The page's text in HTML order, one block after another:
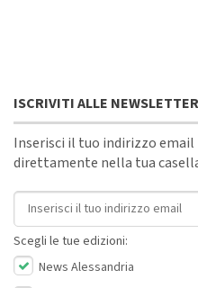
ISCRIVITI ALLE NEWSLETTER
Inserisci il tuo indirizzo email
direttamente nella tua
Indirizzo email
Scegli le tue edizioni:
News Alessandria